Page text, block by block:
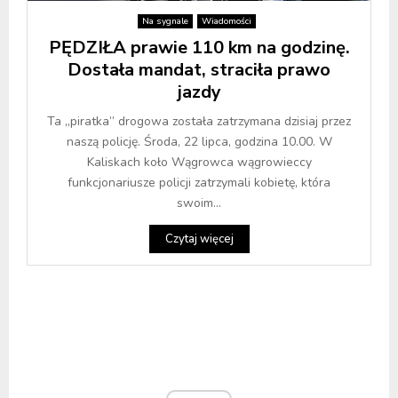
Na sygnale Wiadomości
PĘDZIŁA prawie 110 km na godzinę.
Dostała mandat, straciła prawo
jazdy
Ta „piratka” drogowa została zatrzymana dzisiaj przez
naszą policję. Środa, 22 lipca, godzina 10.00. W
Kaliskach koło Wągrowca wągrowieccy
funkcjonariusze policji zatrzymali kobietę, która
swoim...
Czytaj więcej